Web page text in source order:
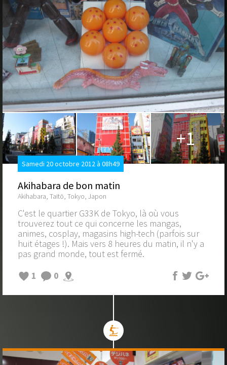
+1
Samedi 20 octobre 2012 à 08h49
Akihabara de bon matin
Akihabara, Taitō, Tokyo, Japon
C'est le quartier G33K de Tokyo, là où vous
trouverez tout ce qui concerne les mangas,
animes, cosplay, magasins high-tech (parfois sur
huit étages !). Mais vers 8 heures du matin, il n'y a
pas grand monde, tout est fermé.
1
0